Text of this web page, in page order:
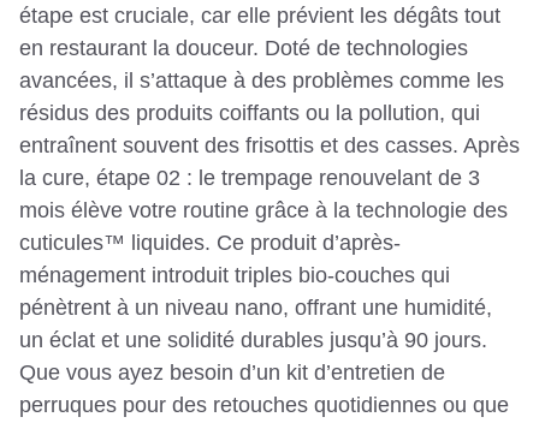
étape est cruciale, car elle prévient les dégâts tout
en restaurant la douceur. Doté de technologies
avancées, il s’attaque à des problèmes comme les
résidus des produits coiffants ou la pollution, qui
entraînent souvent des frisottis et des casses. Après
la cure, étape 02 : le trempage renouvelant de 3
mois élève votre routine grâce à la technologie des
cuticules™ liquides. Ce produit d’après-
ménagement introduit triples bio-couches qui
pénètrent à un niveau nano, offrant une humidité,
un éclat et une solidité durables jusqu’à 90 jours.
Que vous ayez besoin d’un kit d’entretien de
perruques pour des retouches quotidiennes ou que